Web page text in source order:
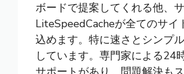
ボードで提案してくれる他、
LiteSpeedCacheが全てのサイ
込めます。特に速さとシンプ
しています。専門家による24